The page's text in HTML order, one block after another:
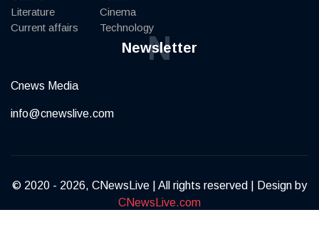
Literature
Current affairs
Cinema
Technology
Newsletter
N
Cnews Media
info@cnewslive.com
© 2020 - 2026, CNewsLive | All rights reserved | Design by
CNewsLive.com